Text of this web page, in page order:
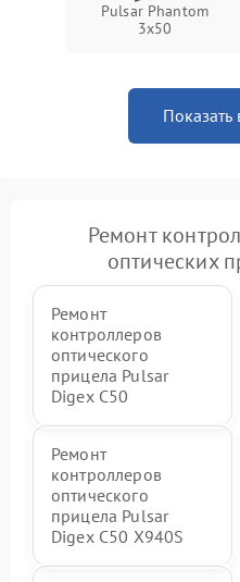
Pulsar Phantom
3x50
Показать
Ремонт
оптических
Ремонт
контроллеров
оптического
прицела Pulsar
Digex C50
Ремонт
контроллеров
оптического
прицела Pulsar
Digex C50 X940S